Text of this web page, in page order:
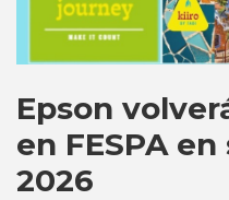
Epson
en FESPA
2026